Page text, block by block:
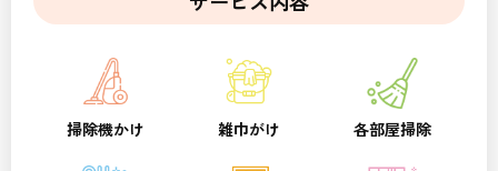
掃除機かけ 雑巾がけ 各部屋掃除